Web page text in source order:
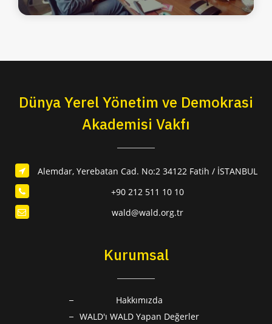
Dünya Yerel Yönetim ve Demokrasi
Akademisi Vakfı
Alemdar, Yerebatan Cad. No:2 34122 Fatih / İSTANBUL
+90 212 511 10 10
wald@wald.org.tr
Kurumsal
Hakkımızda
WALD'ı WALD Yapan Değerler